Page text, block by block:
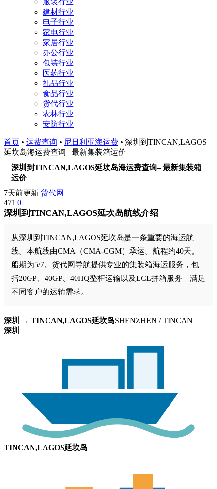
服装行业
建材行业
电子行业
家电行业
家居行业
办公行业
包装行业
医药行业
礼品行业
食品行业
货代行业
农林行业
安防行业
首页 • 运费查询 • 尼日利亚海运费 • 深圳到TINCAN,LAGOS
延坎岛海运费查询– 最新集装箱运价
深圳到TINCAN,LAGOS延坎岛海运费查询– 最新集装箱
运价
7天前更新 货代网
471 0
深圳到TINCAN,LAGOS延坎岛航线介绍
从深圳到TINCAN,LAGOS延坎岛是一条重要的海运航
线。本航线由CMA（CMA-CGM）承运。航程约40天。
船期为5/7。货代网导航提供专业的集装箱海运服务，包
括20GP、40GP、40HQ整柜运输以及LCL拼箱服务，满足
不同客户的运输需求。
深圳 → TINCAN,LAGOS延坎岛SHENZHEN / TINCAN
深圳
TINCAN,LAGOS延坎岛